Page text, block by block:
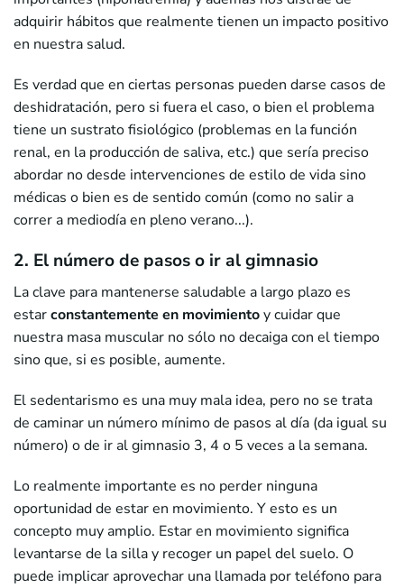
adquirir hábitos que realmente tienen un impacto positivo
en nuestra salud.
Es verdad que en ciertas personas pueden darse casos de
deshidratación, pero si fuera el caso, o bien el problema
tiene un sustrato fisiológico (problemas en la función
renal, en la producción de saliva, etc.) que sería preciso
abordar no desde intervenciones de estilo de vida sino
médicas o bien es de sentido común (como no salir a
correr a mediodía en pleno verano...).
2. El número de pasos o ir al gimnasio
La clave para mantenerse saludable a largo plazo es
estarconstantemente en movimientoy cuidar que
nuestra masa muscular no sólo no decaiga con el tiempo
sino que, si es posible, aumente.
El sedentarismo es una muy mala idea, pero no se trata
de caminar un número mínimo de pasos al día (da igual su
número) o de ir al gimnasio 3, 4 o 5 veces a la semana.
Lo realmente importante es no perder ninguna
oportunidad de estar en movimiento. Y esto es un
concepto muy amplio. Estar en movimiento significa
levantarse de la silla y recoger un papel del suelo. O
puede implicar aprovechar una llamada por teléfono para